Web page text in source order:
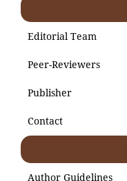
Editorial Team
Peer-Reviewers
Publisher
Contact
Author Guidelines